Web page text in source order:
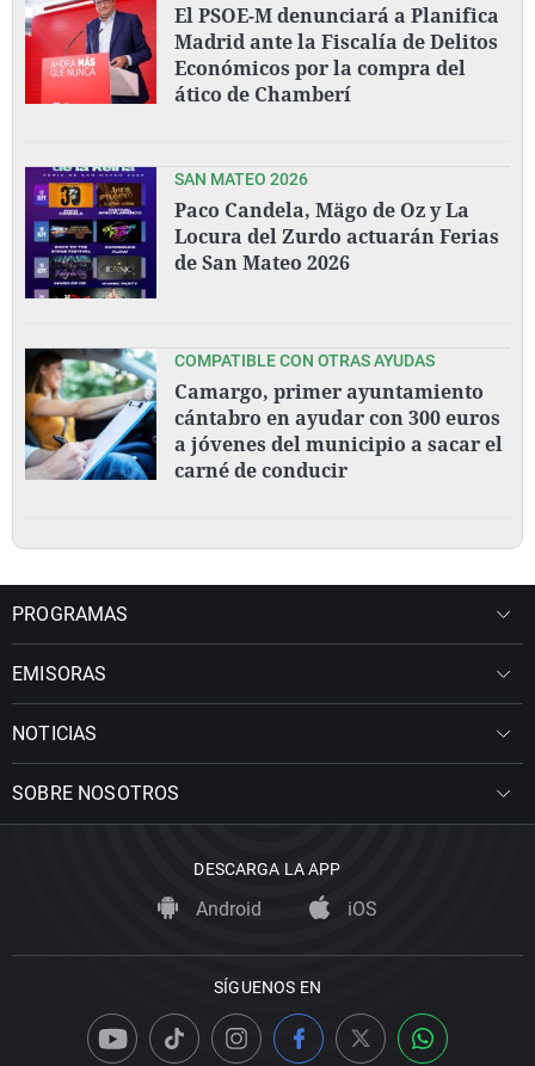
El PSOE-M denunciará a Planifica
Madrid ante la Fiscalía de Delitos
Económicos por la compra del
ático de Chamberí
SAN MATEO 2026
Paco Candela, Mägo de Oz y La
Locura del Zurdo actuarán Ferias
de San Mateo 2026
COMPATIBLE CON OTRAS AYUDAS
Camargo, primer ayuntamiento
cántabro en ayudar con 300 euros
a jóvenes del municipio a sacar el
carné de conducir
PROGRAMAS
EMISORAS
NOTICIAS
SOBRE NOSOTROS
DESCARGA LA APP
Android iOS
SÍGUENOS EN